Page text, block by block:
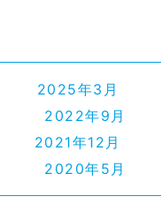
2025年3月
2022年9月
2021年12月
2020年5月